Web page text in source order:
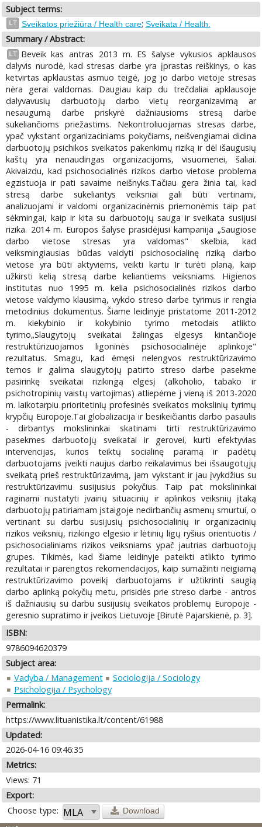
Subject terms:
LT Sveikatos priežiūra / Health care; Sveikata / Health.
Summary / Abstract:
LT
Beveik kas antras 2013 m. ES šalyse vykusios apklausos
dalyvis nurodė, kad stresas darbe yra įprastas reiškinys, o kas
ketvirtas apklaustas asmuo teigė, jog jo darbo vietoje stresas
nėra gerai valdomas. Daugiau kaip du trečdaliai apklausoje
dalyvavusių darbuotojų darbo vietų reorganizavimą ar
nesaugumą darbe priskyrė dažniausioms stresą darbe
sukeliančioms priežastims. Nekontroliuojamas stresas darbe,
ypač vykstant organizaciniams pokyčiams, neišvengiamai didina
darbuotojų psichikos sveikatos pakenkimų riziką ir dėl išaugusių
kaštų yra nenaudingas organizacijoms, visuomenei, šaliai.
Akivaizdu, kad psichosocialinės rizikos darbo vietose problema
egzistuoja ir pati savaime neišnyks.Tačiau gera žinia tai, kad
stresą darbe sukeliantys veiksniai gali būti vertinami,
analizuojami ir valdomi organizacinėmis priemonėmis taip pat
sėkmingai, kaip ir kita su darbuotojų sauga ir sveikata susijusi
rizika. 2014 m. Europos šalyse prasidėjusi kampanija „Saugiose
darbo vietose stresas yra valdomas" skelbia, kad
veiksmingiausias būdas valdyti psichosocialinę riziką darbo
vietose yra būti aktyviems, veikti kartu Ir turėti planą, kaip
užkirsti kelią stresą darbe keliantiems veiksniams. Higienos
institutas nuo 1995 m. kelia psichosocialinės rizikos darbo
vietose valdymo klausimą, vykdo streso darbe tyrimus ir rengia
metodinius dokumentus. Šiame leidinyje pristatome 2011-2012
m. kiekybinio ir kokybinio tyrimo metodais atlikto
tyrimo„Slaugytojų sveikatai žalingas elgesys kintančioje
restruktūrizuojamos ligoninės psichosocialinėje aplinkoje"
rezultatus. Smagu, kad ėmęsi nelengvos restruktūrizavimo
temos ir galima slaugytojų patirto streso darbe pasekme
pasirinkę sveikatai rizikingą elgesį (alkoholio, tabako ir
psichotropinių vaistų vartojimas) atliepėme j vieną iš 2013-2020
m. laikotarpiu prioritetinių profesinės sveikatos mokslinių tyrimų
krypčių Europoje.Tai globalizacija ir besikeičiantis darbo pasaulis
- dirbantys mokslininkai skatinami tirti restruktūrizavimo
pasekmes darbuotojų sveikatai ir gerovei, kurti efektyvias
intervencijas, kurios teiktų socialinę paramą ir padėtų
darbuotojams įveikti naujus darbo reikalavimus bei išsaugotųjų
sveikatą prieš restruktūrizavimą, jam vykstant ir jau įvykdžius su
restruktūrizavimu susijusius pokyčius. Taip pat mokslininkai
raginami nustatyti įvairių situacinių ir aplinkos veiksnių įtaką
darbuotojų patiriamam įstaigoje nedirbančių asmenų smurtui, o
vertinant su darbu susijusių psichosocialinių ir organizacinių
rizikos veiksnių, rizikingo elgesio ir lėtinių ligų ryšius orientuotis /
psichosocialiniams rizikos veiksniams ypač jautrias darbuotojų
grupes. Tikimės, kad šiame leidinyje pateikti atlikto tyrimo
rezultatai ir parengtos rekomendacijos, kaip sumažinti neigiamą
restruktūrizavimo poveikį darbuotojams ir užtikrinti saugią
darbo aplinką pokyčių metu, prisidės prie streso darbe - antros
iš dažniausių su darbu susijusių sveikatos problemų Europoje -
geresnio supratimo ir įveikos Lietuvoje [Birutė Pajarskienė, p. 3].
ISBN:
9786094620379
Subject area:
Vadyba / Management
Sociologija / Sociology
Psichologija / Psychology
Permalink:
https://www.lituanistika.lt/content/61988
Updated:
2026-04-16 09:46:35
Metrics:
Views: 71
Export:
Choose type:
Download